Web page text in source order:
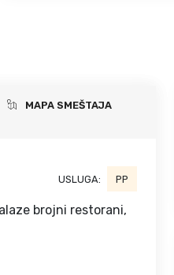
MAPA SMEŠTAJA
USLUGA: PP
brojni restorani,